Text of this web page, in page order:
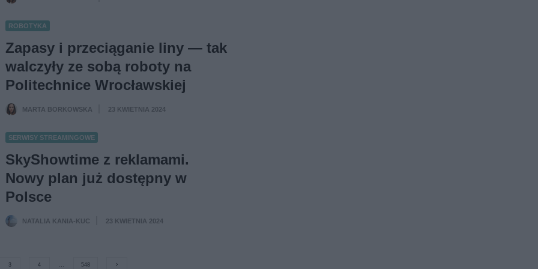
ROBOTYKA
Zapasy i przeciąganie liny — tak
walczyły ze sobą roboty na
Politechnice Wrocławskiej
MARTA BORKOWSKA 23 KWIETNIA 2024
SERWISY STREAMINGOWE
SkyShowtime z reklamami.
Nowy plan już dostępny w
Polsce
NATALIA KANIA-KUC 23 KWIETNIA 2024
3 4 548